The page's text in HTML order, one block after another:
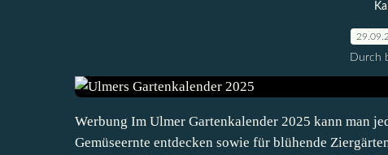
Durch
Werbung Im Ulmer Gartenkalender 2025 kann man
Gemüseernte entdecken sowie für blühende